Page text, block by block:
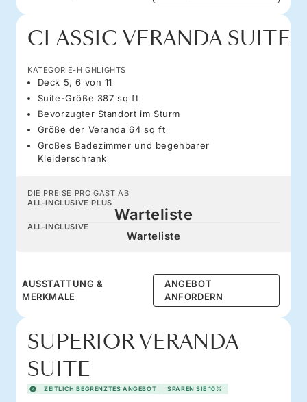
CLASSIC VERANDA SUITE
KATEGORIE-HIGHLIGHTS
Deck 5, 6 von 11
Suite-Größe 387 sq ft
Bevorzugter Standort im Sturm
Größe der Veranda 64 sq ft
Großes Badezimmer und begehbarer
Kleiderschrank
DIE PREISE PRO GAST AB
ALL-INCLUSIVE PLUS
Warteliste
ALL-INCLUSIVE
Warteliste
AUSSTATTUNG &
MERKMALE
ANGEBOT
ANFORDERN
SUPERIOR VERANDA
SUITE
ZEITLICH BEGRENZTES ANGEBOT SPAREN SIE 10%